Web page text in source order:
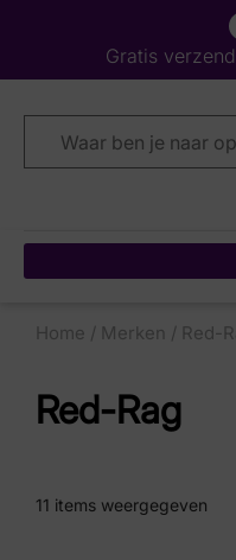
Gratis
Home / Merken / Red-
Red-Rag
11 items weergegeven